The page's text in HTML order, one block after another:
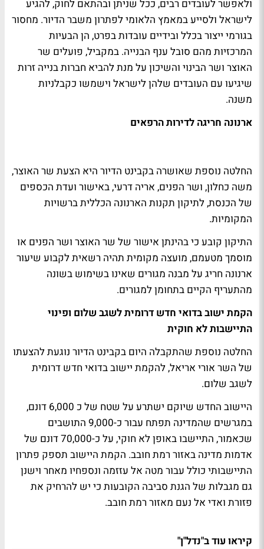
ולאפשר לעובדים רבים, ככל שניתן ובהתאם לחוק, להגיע
לישראל ולסייע במאמץ הלאומי לפתרון משבר הדיור. מחסור
בגורמי ייצור בכלל ובידיים עובדות בפרט, הן הבעיות
המרכזיות מהם סובל ענף הבנייה. במקביל, פועלים שר
האוצר ושר הבינוי והשיכון על מנת להביא חברות בנייה זרות
שיגיעו עם העובדים שלהן לישראל וישמשו כקבלניות
משנה.
ארנונה חריגה לדירות הרפאים
החלטה נוספת שאושרה בקבינט הדיור היא הצעת שר האוצר,
משה כחלון, ושר הפנים, אריה דרעי, באישור ועדת הכספים
של הכנסת, לתיקון תקנות הארנונה הכללית ברשויות
המקומיות.
התיקון קובע כי בהינתן אישור של שר האוצר ושר הפנים או
מוסמך מטעמם, מועצה מקומית תהיה רשאית לקבוע שיעור
ארנונה חריג על מבנה מגורים שאינו בשימוש בשונה
מהתעריף הקיים בתחומן למגורים.
הקמת ישוב בדואי חדש דרומית לשגב שלום ופינוי
התיישבות לא חוקית
החלטה נוספת שהתקבלה היום בקבינט הדיור נוגעת להצעתו
של השר אורי אריאל, להקמת יישוב בדואי חדש דרומית
לשגב שלום.
היישוב החדש שיוקם ישתרע על שטח של כ 6,000 דונם,
במגרשים שהמדינה תפתח עבור כ-9,000 התושבים
שכאמור, התיישבו באופן לא חוקי, על כ-70,000 דונם של
אדמות מדינה באזור רמת חובב. הקמת היישוב תספק פתרון
התיישבותי כולל עבור מטה אל עזזמה ונספחיו מאחר וישנן
גם מגבלות של הגנת סביבה הקובעות כי יש להרחיק את
פזורת ואדי אל נעם מאזור רמת חובב.
קיראו עוד ב"נדל"ן"